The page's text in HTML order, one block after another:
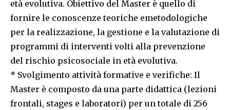
età evolutiva. Obiettivo del Master è quello di
fornire le conoscenze teoriche emetodologiche
per la realizzazione, la gestione e la valutazione di
programmi di interventi volti alla prevenzione
del rischio psicosociale in età evolutiva.
* Svolgimento attività formative e verifiche: Il
Master è composto da una parte didattica (lezioni
frontali, stages e laboratori) per un totale di 256